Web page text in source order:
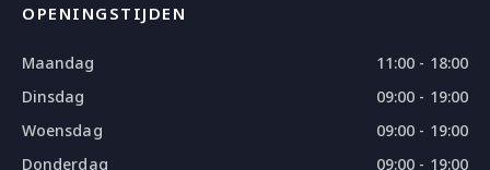
OPENINGSTIJDEN
Maandag
11:00 - 18:00
Dinsdag
09:00 - 19:00
Woensdag
09:00 - 19:00
Donderdag
09:00 - 19:00